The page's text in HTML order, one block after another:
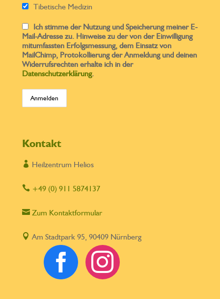
Tibetische Medizin
Ich stimme der Nutzung und Speicherung meiner E-
Mail-Adresse zu. Hinweise zu der von der Einwilligung
mitumfassten Erfolgsmessung, dem Einsatz von
MailChimp, Protokollierung der Anmeldung und deinen
Widerrufsrechten erhalte ich in der
Datenschutzerklärung.
Kontakt
 Heilzentrum Helios
+49 (0) 911 5874137
Zum Kontaktformular
 Am Stadtpark 95, 90409 Nürnberg
 